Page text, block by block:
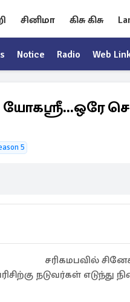
சினிமா கிசு கிசு
Notice Radio Web
யோகஸ்ரீ...ஒரே
5
சரிகமபவில்
நடுவர்கள் எடுந்து